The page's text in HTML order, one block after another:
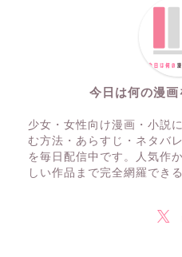
今日は何の漫
少女・女性向け漫画・小説
む方法・あらすじ・ネタバ
を毎日配信中です。人気作
しい作品まで完全網羅でき